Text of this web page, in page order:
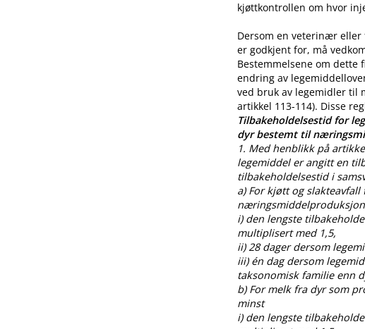
kjøttkontrollen om hvor
Dersom en veterinær
er godkjent for, må
Bestemmelsene om dette
endring av
ved bruk av legemidler til
artikkel 113-114). Disse
Tilbakeholdelsestid for
dyr bestemt til
1. Med henblikk på
legemiddel er angitt en
tilbakeholdelsestid i
a) For kjøtt og
i) den lengste
multiplisert med 1,5,
ii) 28 dager dersom
iii) én dag dersom
taksonomisk familie enn
b) For melk fra dyr som
minst
i) den lengste